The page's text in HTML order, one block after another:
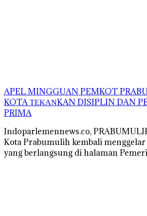
APEL MINGGUAN PEMKOT
KOTA ΤΕΚΑΝKAN DISIPLIN DAN
PRIMA
Indoparlemennews.co,
Kota Prabumulih kembali
yang berlangsung di halaman